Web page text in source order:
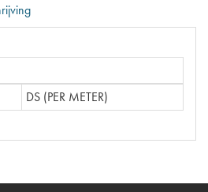
DS (PER METER)